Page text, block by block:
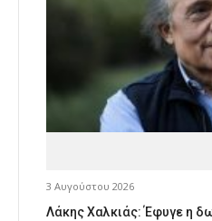
3 Αυγούστου 2026
Λάκης Χαλκιάς: Έφυγε η